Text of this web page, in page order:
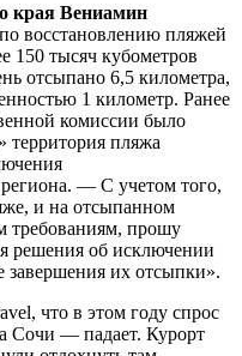
края Вениамин
восстановлению пляжей
150 тысяч кубометров
отсыпано 6,5 километра,
1 километр. Ранее
комиссии было
территория пляжа
региона. — С учетом того,
и на отсыпанном
требованиям, прошу
решения об исключении
завершения их отсыпки».
что в этом году спрос
Сочи — падает. Курорт